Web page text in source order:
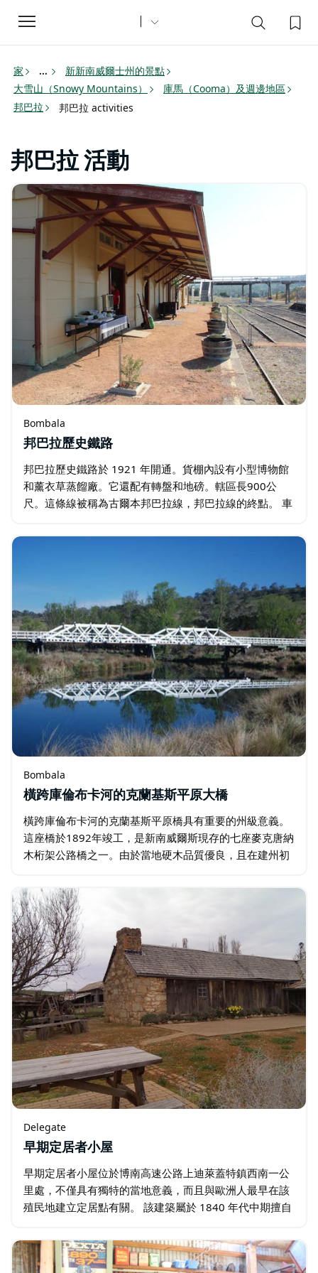
Toggle
navigation
家 ...
新新南威爾士州的景點
大雪山（Snowy Mountains）
庫馬（Cooma）及週邊地區
邦巴拉
邦巴拉 activities
邦巴拉 活動
Bombala
邦巴拉歷史鐵路
邦巴拉歷史鐵路於 1921 年開通。貨棚內設有小型博物館
和薰衣草蒸餾廠。它還配有轉盤和地磅。轄區長900公
尺。這條線被稱為古爾本邦巴拉線，邦巴拉線的終點。 車
前往車站的各個部分…
Bombala
橫跨庫倫布卡河的克蘭基斯平原大橋
橫跨庫倫布卡河的克蘭基斯平原橋具有重要的州級意義。
這座橋於1892年竣工，是新南威爾斯現存的七座麥克唐納
木桁架公路橋之一。由於當地硬木品質優良，且在建州初
泛應用。 若您在邦巴拉地區遊玩…
Delegate
早期定居者小屋
早期定居者小屋位於博南高速公路上迪萊蓋特鎮西南一公
里處，不僅具有獨特的當地意義，而且與歐洲人最早在該
殖民地建立定居點有關。 該建築屬於 1840 年代中期擅自
居住權…